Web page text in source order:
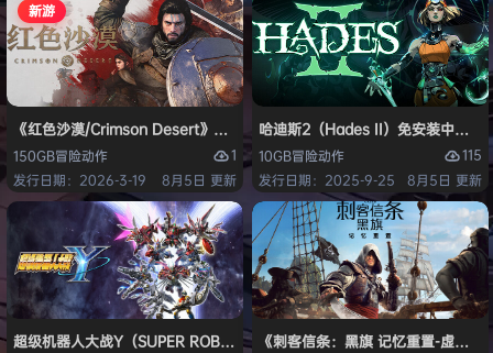
新游
《红色沙漠/Crimson Desert》免安装中文版
150GB冒险动作
1
发行日期：2026-3-19
8月5日 更新
哈迪斯2（Hades II）免安装中文版
10GB冒险动作
115
发行日期：2025-9-25
8月5日 更新
超级机器人大战Y（SUPER ROBOT WARS Y）免安装中文版
《刺客信条：黑旗 记忆重置-虚拟